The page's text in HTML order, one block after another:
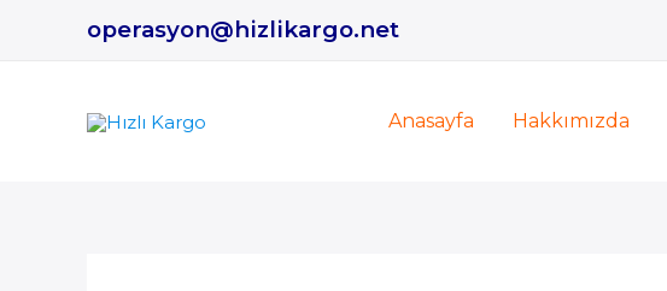
operasyon@hizlikargo.net
Anasayfa Hakkımızda